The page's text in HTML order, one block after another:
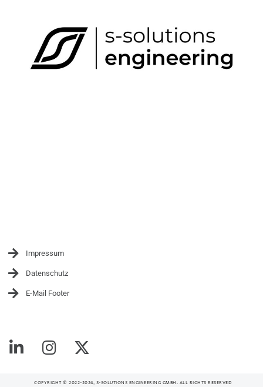
Impressum
Datenschutz
E-Mail Footer
COPYRIGHT © 2022-2026, S-SOLUTIONS ENGINEERING GMBH. ALL RIGHTS RESERVED